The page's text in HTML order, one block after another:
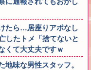
たら…居座りアポなし
したトメ「捨てないと
くて大丈夫ですｗ
味な男性スタッフ。